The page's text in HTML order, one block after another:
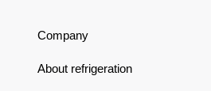
Company
About refrigeration